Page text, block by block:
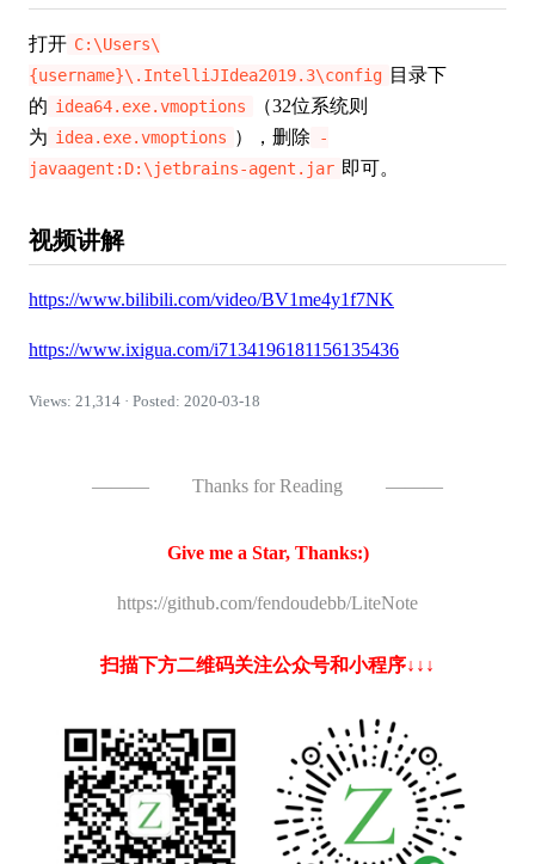
打开 C:\Users\
{username}\.IntelliJIdea2019.3\config 目录下
的 idea64.exe.vmoptions
（32位系统则
为 idea.exe.vmoptions ），删除
-
javaagent:D:\jetbrains-agent.jar 即可。
视频讲解
https://www.bilibili.com/video/BV1me4y1f7NK
https://www.ixigua.com/i7134196181156135436
Views: 21,314 · Posted: 2020-03-18
——— Thanks for Reading ———
Give me a Star, Thanks:)
https://github.com/fendoudebb/LiteNote
扫描下方二维码关注公众号和小程序↓↓↓